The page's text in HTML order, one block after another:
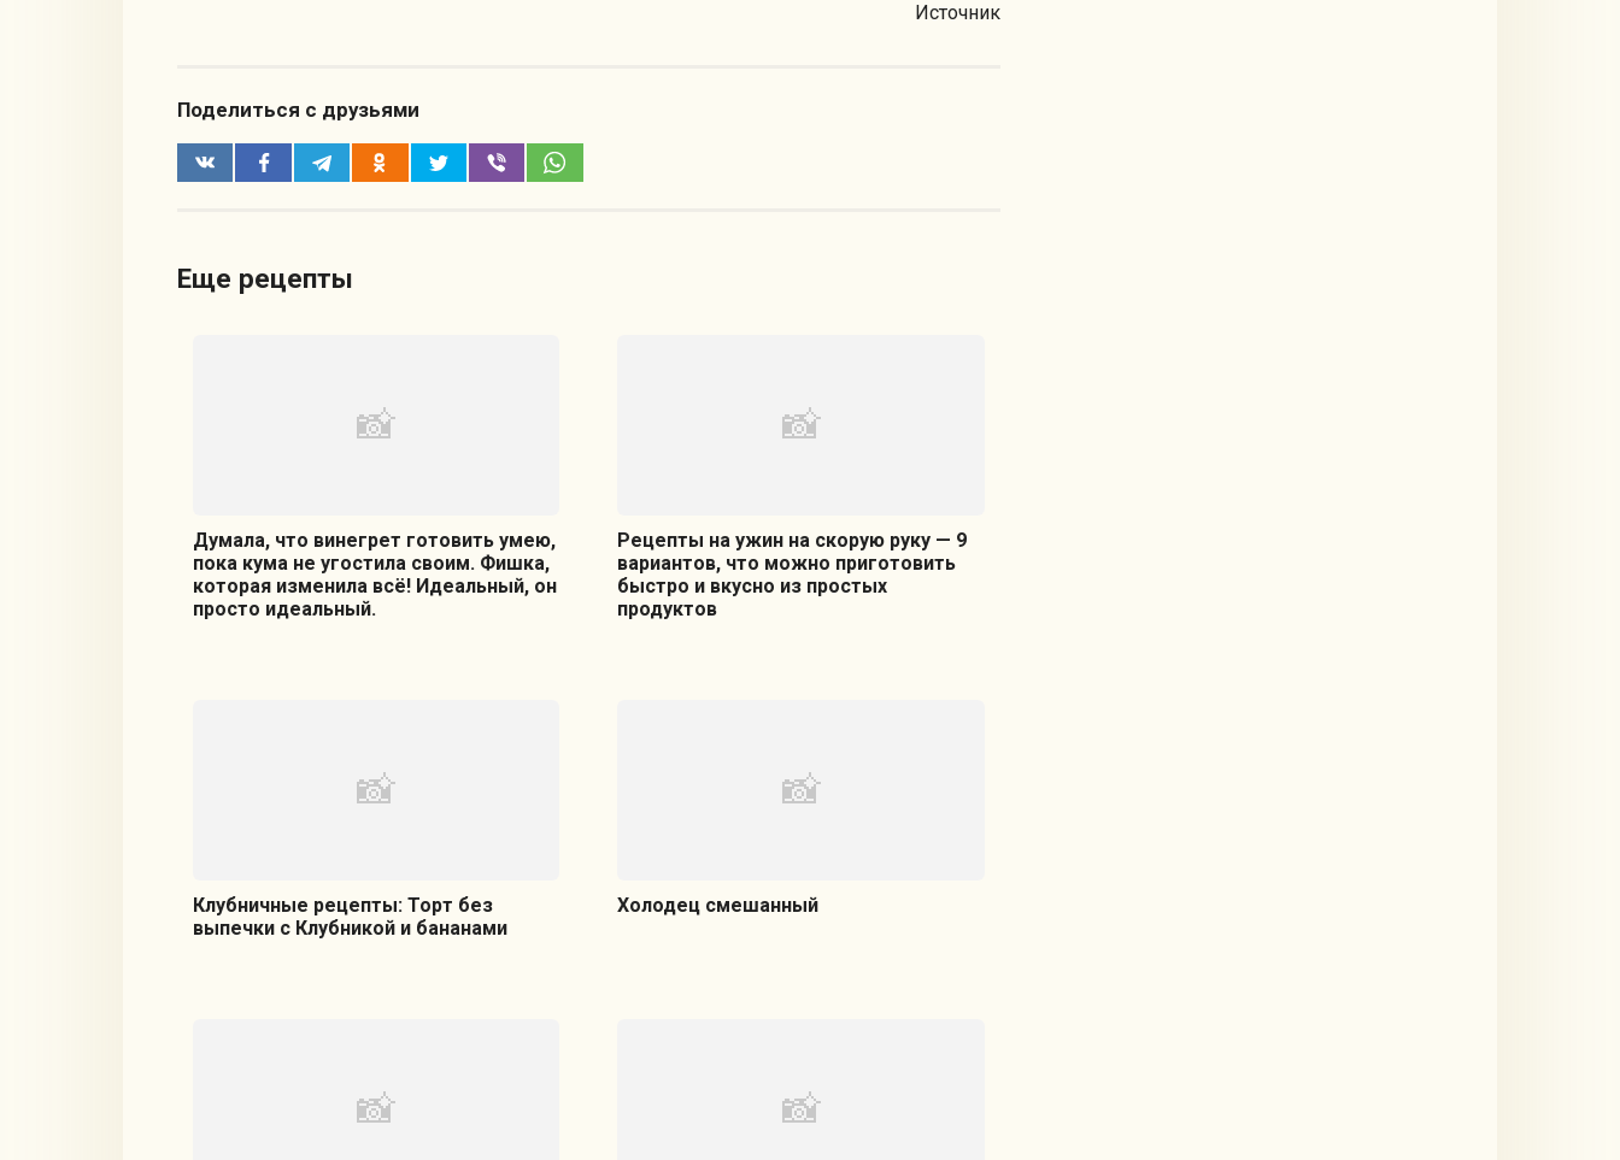
Источник
Поделиться с друзьями
Еще рецепты
Думала, что винегрет готовить умею,
пока кума не угостила своим. Фишка,
которая изменила всё! Идеальный, он
просто идеальный.
Рецепты на ужин на скорую руку — 9
вариантов, что можно приготовить
быстро и вкусно из простых
продуктов
Клубничные рецепты: Торт без
выпечки с Клубникой и бананами
Холодец смешанный